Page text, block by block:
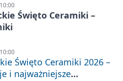
Święto Ceramiki –
Święto Ceramiki 2026 –
i najważniejsze